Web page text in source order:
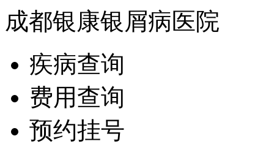
成都银康银屑病医院
疾病查询
费用查询
预约挂号